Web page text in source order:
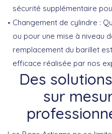
sécurité supplémentaire
Changement de cylindre :
ou pour une mise à niveau
remplacement du barillet
efficace réalisée par nos
Des
sur